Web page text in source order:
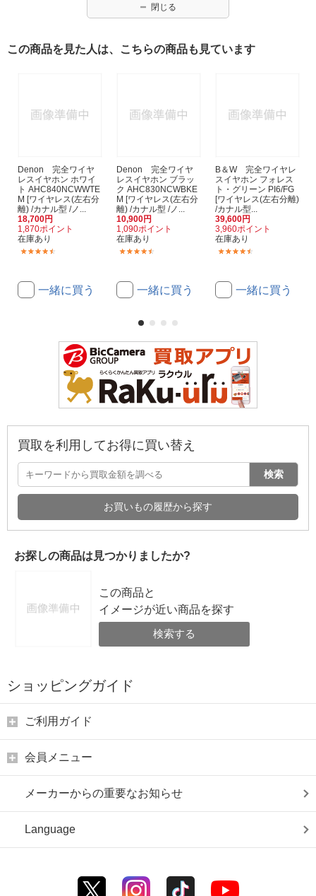
閉じる
この商品を見た人は、こちらの商品も見ています
Denon 完全ワイヤ
レスイヤホン ホワイ
ト AHC840NCWWTE
M [ワイヤレス(左右分
離) /カナル型 /ノ...
18,700円
1,870ポイント
在庫あり
一緒に買う
Denon 完全ワイヤ
レスイヤホン ブラッ
ク AHC830NCWBKE
M [ワイヤレス(左右分
離) /カナル型 /ノ...
10,900円
1,090ポイント
在庫あり
一緒に買う
B＆W 完全ワイヤレ
スイヤホン フォレス
ト・グリーン PI6/FG
[ワイヤレス(左右分離)
/カナル型...
39,600円
3,960ポイント
在庫あり
一緒に買う
買取を利用してお得に買い替え
検索
お買いもの履歴から探す
お探しの商品は見つかりましたか?
この商品と
イメージが近い商品を探す
検索する
ショッピングガイド
ご利用ガイド
会員メニュー
メーカーからの重要なお知らせ
Language